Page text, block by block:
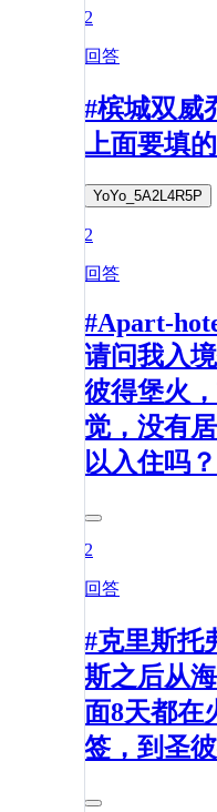
2
回答
#槟城双威
上面要填
YoYo_5A2L4R5P
2
回答
#Apart-
请问我入
彼得堡火
觉，没有
以入住吗？
2
回答
#克里斯托
斯之后从
面8天都在
签，到圣